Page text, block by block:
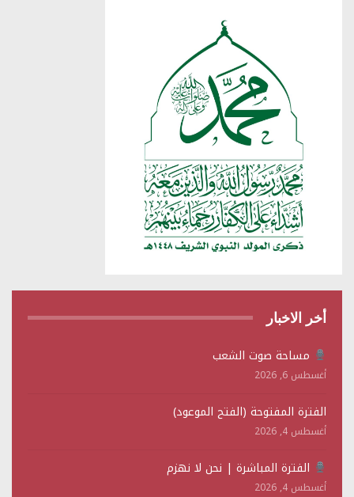
أخر الاخبار
مساحة صوت الشعب
أغسطس 6, 2026
الفترة المفتوحة (الفتح الموعود)
أغسطس 4, 2026
الفترة المباشرة | نحن لا نهزم
أغسطس 4, 2026